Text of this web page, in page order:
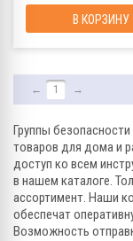
В КОРЗИНУ
← 1 →
Группы
товаров для дома и
доступ ко всем
в нашем каталоге.
ассортимент. Наши
обеспечат
Возможность